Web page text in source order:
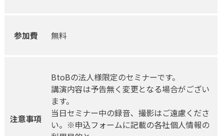
参加費 無料
注意事項
BtoBの法人様限定のセミナーです。
講演内容は予告無く変更となる場合がござい
ます。
当日セミナー中の録音、撮影はご遠慮くださ
い。※申込フォームに記載の各社個人情報の